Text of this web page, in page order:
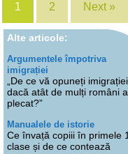
1 2 Next »
Alte articole:
Argumentele împotriva
imigrației
„De ce vă opuneți imigrației,
dacă atât de mulți români
plecat?”
Manualele de istorie
Ce învață copiii în primele
clase și de ce contează